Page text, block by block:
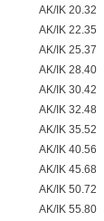
AK/IK 20.32
AK/IK 22.35
AK/IK 25.37
AK/IK 28.40
AK/IK 30.42
AK/IK 32.48
AK/IK 35.52
AK/IK 40.56
AK/IK 45.68
AK/IK 50.72
AK/IK 55.80